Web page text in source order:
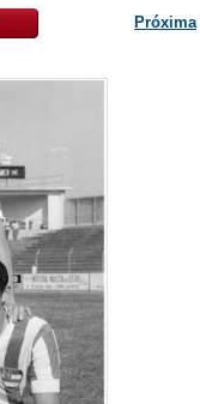
Próxima